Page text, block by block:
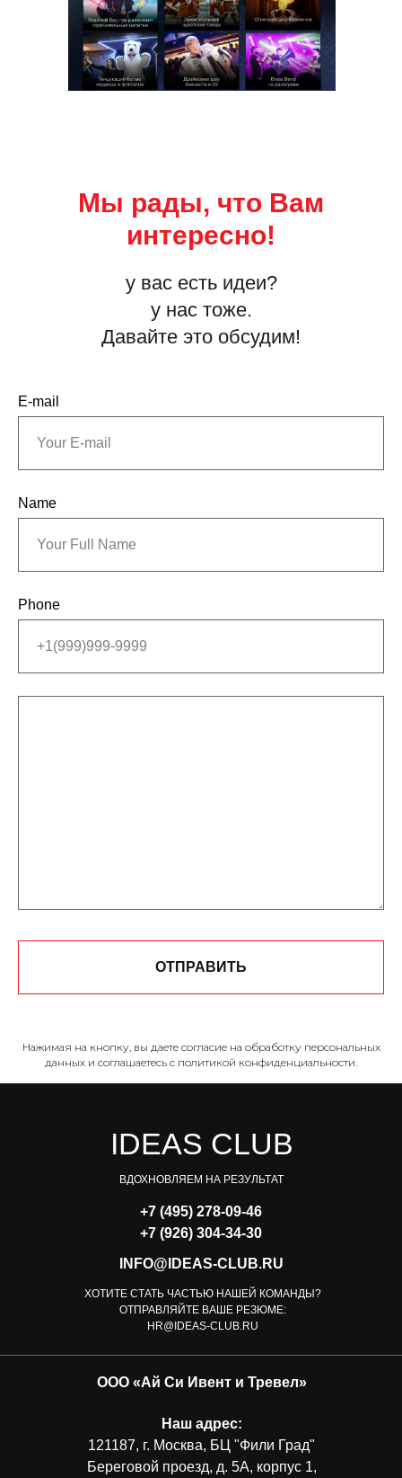
Мы рады, что Вам
интересно!
у вас есть идеи?
у нас тоже.
Давайте это обсудим!
E-mail
Name
Phone
ОТПРАВИТЬ
Нажимая на кнопку, вы даете согласие на обработку персональных
данных и соглашаетесь c политикой конфиденциальности.
IDEAS CLUB
ВДОХНОВЛЯЕМ НА РЕЗУЛЬТАТ
+7 (495) 278-09-46
+7 (926) 304-34-30
INFO@IDEAS-CLUB.RU
Наш адрес:
121187, г. Москва, БЦ "Фили Град"
Береговой проезд, д. 5А, корпус 1,
ООО «Ай Си Ивент и Тревел»
ХОТИТЕ СТАТЬ ЧАСТЬЮ НАШЕЙ КОМАНДЫ?
ОТПРАВЛЯЙТЕ ВАШЕ РЕЗЮМЕ:
HR@IDEAS-CLUB.RU